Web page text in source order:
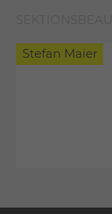
Stefan Maier